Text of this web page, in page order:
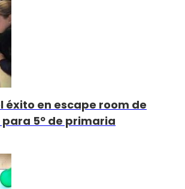
éxito en escape room de
5º de primaria